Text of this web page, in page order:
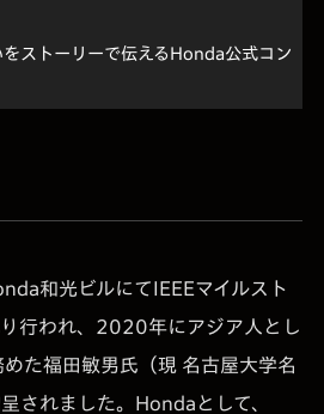
ストーリーで伝えるHonda公式コン
和光ビルにてIEEEマイルスト
行われ、2020年にアジア人とし
た福田敏男氏（現 名古屋大学名
されました。Hondaとして、